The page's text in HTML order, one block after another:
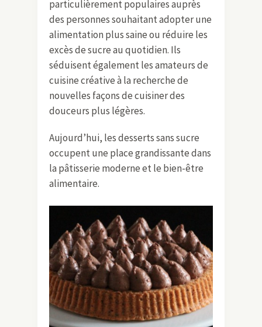
particulièrement populaires auprès
des personnes souhaitant adopter une
alimentation plus saine ou réduire les
excès de sucre au quotidien. Ils
séduisent également les amateurs de
cuisine créative à la recherche de
nouvelles façons de cuisiner des
douceurs plus légères.
Aujourd’hui, les desserts sans sucre
occupent une place grandissante dans
la pâtisserie moderne et le bien-être
alimentaire.